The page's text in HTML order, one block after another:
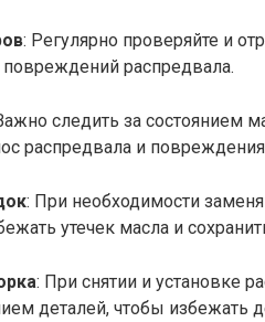
: Регулярно проверяйте и
повреждений распредвала.
следить за состоянием
распредвала и повреждения
: При необходимости
утечек масла и
: При снятии и установке
деталей, чтобы избежать